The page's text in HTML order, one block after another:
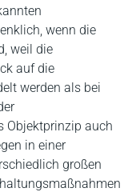
wenn die
weil die
auf die
werden als bei
Objektprinzip auch
in einer
großen